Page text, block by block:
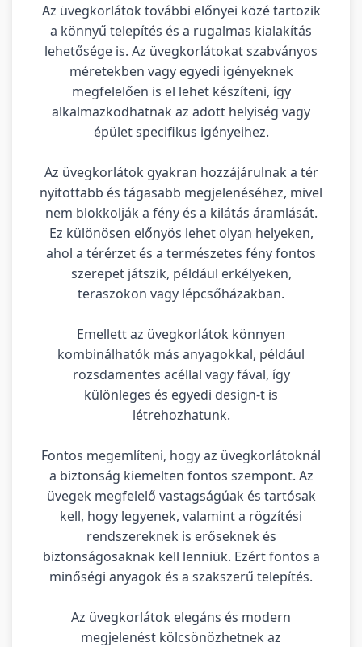
Az üvegkorlátok további előnyei közé tartozik
a könnyű telepítés és a rugalmas kialakítás
lehetősége is. Az üvegkorlátokat szabványos
méretekben vagy egyedi igényeknek
megfelelően is el lehet készíteni, így
alkalmazkodhatnak az adott helyiség vagy
épület specifikus igényeihez.
Az üvegkorlátok gyakran hozzájárulnak a tér
nyitottabb és tágasabb megjelenéséhez, mivel
nem blokkolják a fény és a kilátás áramlását.
Ez különösen előnyös lehet olyan helyeken,
ahol a térérzet és a természetes fény fontos
szerepet játszik, például erkélyeken,
teraszokon vagy lépcsőházakban.
Emellett az üvegkorlátok könnyen
kombinálhatók más anyagokkal, például
rozsdamentes acéllal vagy fával, így
különleges és egyedi design-t is
létrehozhatunk.
Fontos megemlíteni, hogy az üvegkorlátoknál
a biztonság kiemelten fontos szempont. Az
üvegek megfelelő vastagságúak és tartósak
kell, hogy legyenek, valamint a rögzítési
rendszereknek is erőseknek és
biztonságosaknak kell lenniük. Ezért fontos a
minőségi anyagok és a szakszerű telepítés.
Az üvegkorlátok elegáns és modern
megjelenést kölcsönözhetnek az